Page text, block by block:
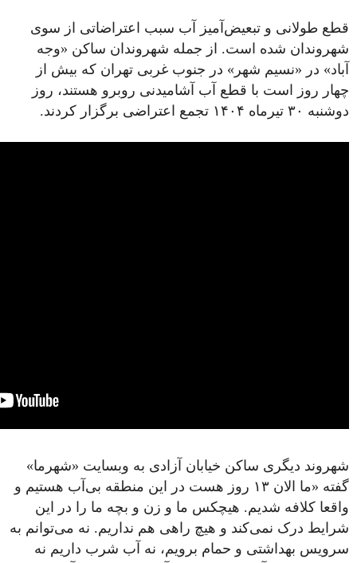
قطع طولانی و تبعیض‌آمیز آب سبب اعتراضاتی از سوی
شهروندان شده است. از جمله شهروندان ساکن «وجه
آباد» در «نسیم شهر» در جنوب غربی تهران که بیش از
چهار روز است با قطع آب آشامیدنی روبرو هستند، روز
دوشنبه ۳۰ تیرماه ۱۴۰۴ تجمع اعتراضی برگزار کردند.
شهروند دیگری ساکن خیابان آزادی به وبسایت «شهرما»
گفته «ما الان ۱۳ روز هست در این منطقه بی‌آب هستیم و
واقعا کلافه شدیم. هیچکس ما و زن و بچه ما را در این
شرایط درک نمی‌کند و هیچ راهی هم نداریم. نه می‌توانم به
سرویس بهداشتی و حمام برویم، نه آب شرب داریم نه